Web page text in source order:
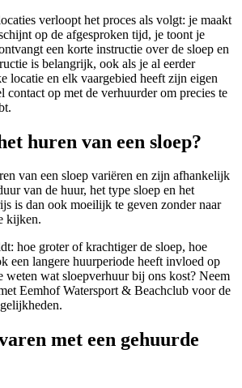
verloopt het proces als volgt: je maakt
op de afgesproken tijd, je toont je
een korte instructie over de sloep en
is belangrijk, ook als je al eerder
locatie en elk vaargebied heeft zijn eigen
op met de verhuurder om precies te
huren van een sloep?
van een sloep variëren en zijn afhankelijk
van de huur, het type sloep en het
is dan ook moeilijk te geven zonder naar
kijken.
hoe groter of krachtiger de sloep, hoe
een langere huurperiode heeft invloed op
weten wat sloepverhuur bij ons kost? Neem
Eemhof Watersport & Beachclub voor de
met een gehuurde